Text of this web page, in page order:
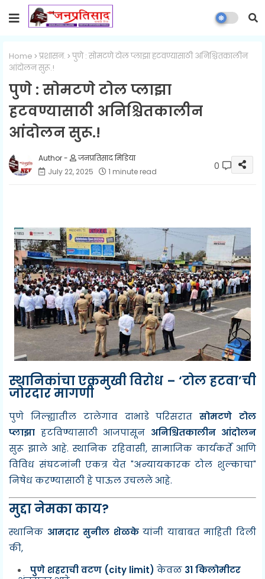
Home प्रशासन.
पुणे : सोमटणे टोल प्लाझा हटवण्यासाठी अनिश्चितकालीन
आंदोलन सुरू.!
पुणे : सोमटणे टोल प्लाझा
हटवण्यासाठी अनिश्चितकालीन
आंदोलन सुरू.!
जनप्रतिसाद मिडिया
July 22, 2025
1 minute read 0
स्थानिकांचा एकमुखी विरोध – ‘टोल हटवा’ची
जोरदार मागणी
पुणे जिल्ह्यातील टालेगाव दाभाडे परिसरातसोमटणे टोल
प्लाझा हटविण्यासाठी आजपासून अनिश्चितकालीन आंदोलन
सुरू झाले आहे. स्थानिक रहिवासी, सामाजिक कार्यकर्ते आणि
विविध संघटनांनी एकत्र येत "अन्यायकारक टोल शुल्काचा"
निषेध करण्यासाठी हे पाऊल उचलले आहे.
मुद्दा नेमका काय?
स्थानिक आमदार सुनील शेळकेयांनी याबाबत माहिती दिली
की,
पुणे शहराची वटण (city limit) केवळ 31 किलोमीटर